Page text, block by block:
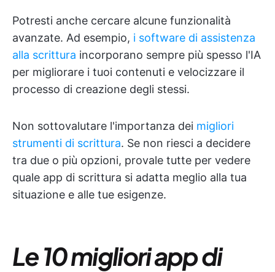
Potresti anche cercare alcune funzionalità
avanzate. Ad esempio, i software di assistenza
alla scrittura incorporano sempre più spesso l'IA
per migliorare i tuoi contenuti e velocizzare il
processo di creazione degli stessi.
Non sottovalutare l'importanza dei migliori
strumenti di scrittura. Se non riesci a decidere
tra due o più opzioni, provale tutte per vedere
quale app di scrittura si adatta meglio alla tua
situazione e alle tue esigenze.
Le 10 migliori app di